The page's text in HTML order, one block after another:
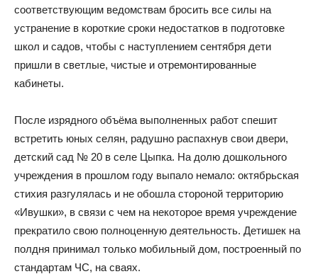
соответствующим ведомствам бросить все силы на
устранение в короткие сроки недостатков в подготовке
школ и садов, чтобы с наступлением сентября дети
пришли в светлые, чистые и отремонтированные
кабинеты.
После изрядного объёма выполненных работ спешит
встретить юных селян, радушно распахнув свои двери,
детский сад № 20 в селе Цыпка. На долю дошкольного
учреждения в прошлом году выпало немало: октябрьская
стихия разгулялась и не обошла стороной территорию
«Ивушки», в связи с чем на некоторое время учреждение
прекратило свою полноценную деятельность. Детишек на
полдня принимал только мобильный дом, построенный по
стандартам ЧС, на сваях.